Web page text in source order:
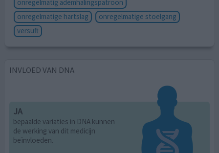
onregelmatig ademhalingspatroon
onregelmatige hartslag
onregelmatige stoelgang
versuft
INVLOED VAN DNA
JA
bepaalde variaties in DNA kunnen
de werking van dit medicijn
beïnvloeden.